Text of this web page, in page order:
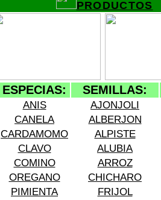
PRODUCTOS
ESPECIAS: SEMILLAS:
ANIS AJONJOLI
CANELA ALBERJON
CARDAMOMO ALPISTE
CLAVO ALUBIA
COMINO ARROZ
OREGANO CHICHARO
PIMIENTA FRIJOL